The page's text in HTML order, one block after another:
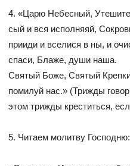
4. «Царю Небесный,
сый и вся исполняяй,
прииди и вселися в ны, и
спаси, Блаже, души наша.
Святый Боже, Святый
помилуй нас.» (Трижды
этом трижды креститься,
5. Читаем молитву Господню: